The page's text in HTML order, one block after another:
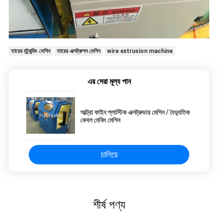
তারের স্ট্র্যান্ডিং মেশিন তারের এক্সট্রুশন মেশিন wire extrusion machine
এর সেরা মূল্য পান
আল্ট্রা ফাইন প্লাস্টিক এক্সট্রুডার মেশিন / বৈদ্যুতিক
কেবল মেকিং মেশিন
চালিয়ে
শীর্ষ পণ্য